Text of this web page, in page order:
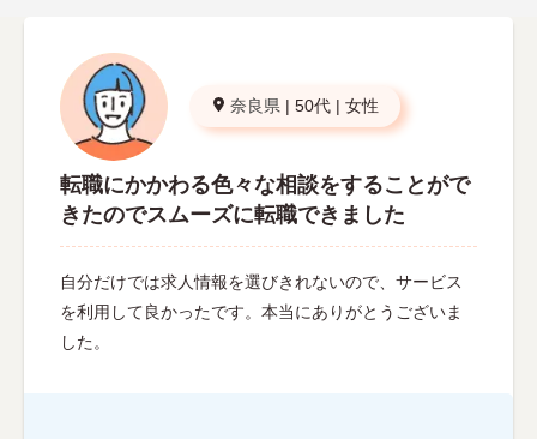
奈良県 | 50代 | 女性
転職にかかわる色々な相談をすることがで
きたのでスムーズに転職できました
自分だけでは求人情報を選びきれないので、サービス
を利用して良かったです。本当にありがとうございま
した。